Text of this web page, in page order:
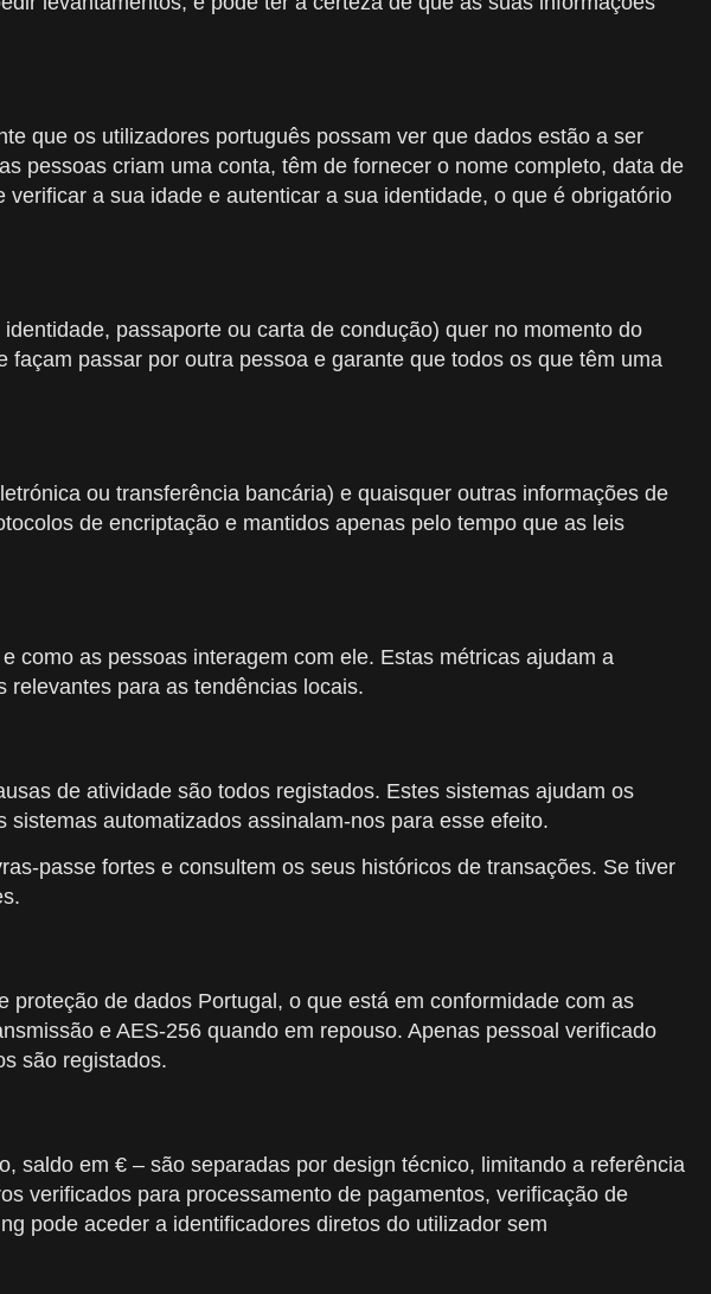
que os utilizadores português possam ver que dados estão a ser
pessoas criam uma conta, têm de fornecer o nome completo, data de
a sua idade e autenticar a sua identidade, o que é obrigatório
passaporte ou carta de condução) quer no momento do
passar por outra pessoa e garante que todos os que têm uma
ou transferência bancária) e quaisquer outras informações de
de encriptação e mantidos apenas pelo tempo que as leis
como as pessoas interagem com ele. Estas métricas ajudam a
relevantes para as tendências locais.
de atividade são todos registados. Estes sistemas ajudam os
automatizados assinalam-nos para esse efeito.
passe fortes e consultem os seus históricos de transações. Se tiver
de dados Portugal, o que está em conformidade com as
e AES-256 quando em repouso. Apenas pessoal verificado
são registados.
saldo em € – são separadas por design técnico, limitando a referência
verificados para processamento de pagamentos, verificação de
pode aceder a identificadores diretos do utilizador sem